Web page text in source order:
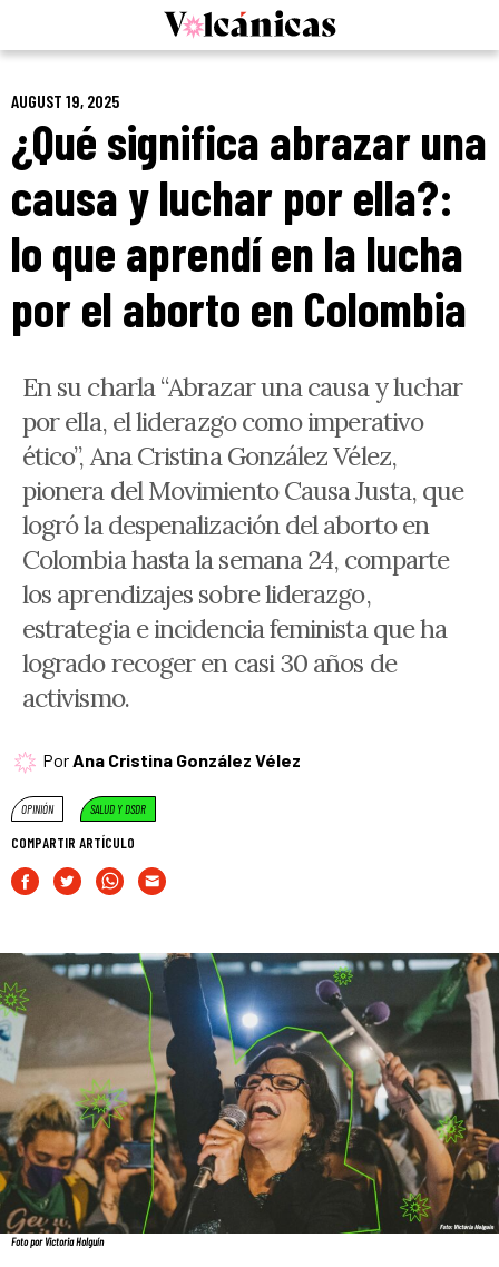
AUGUST 19, 2025
¿Qué significa abrazar una
causa y luchar por ella?:
lo que aprendí en la lucha
por el aborto en Colombia
En su charla “Abrazar una causa y luchar
por ella, el liderazgo como imperativo
ético”, Ana Cristina González Vélez,
pionera del Movimiento Causa Justa, que
logró la despenalización del aborto en
Colombia hasta la semana 24, comparte
los aprendizajes sobre liderazgo,
estrategia e incidencia feminista que ha
logrado recoger en casi 30 años de
activismo.
PorAna Cristina González Vélez
OPINIÓN SALUD Y DSDR
COMPARTIR ARTÍCULO
Foto por Victoria Holguín